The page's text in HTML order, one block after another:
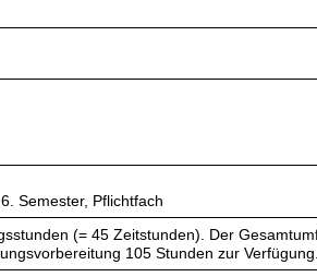
Semester, Pflichtfach
(= 45 Zeitstunden). Der
105 Stunden zur Verfügung.